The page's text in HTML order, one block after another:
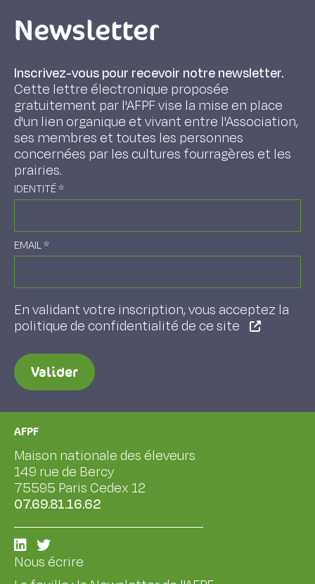
Newsletter
Inscrivez-vous pour recevoir notre newsletter.
Cette lettre électronique proposée
gratuitement par l'AFPF vise la mise en place
d'un lien organique et vivant entre l'Association,
ses membres et toutes les personnes
concernées par les cultures fourragères et les
prairies.
IDENTITÉ*
EMAIL*
En validant votre inscription, vous acceptez la
politique de confidentialité de ce site
Valider
AFPF
Maison nationale des éleveurs
149 rue de Bercy
75595 Paris Cedex 12
07.69.81.16.62
Nous écrire